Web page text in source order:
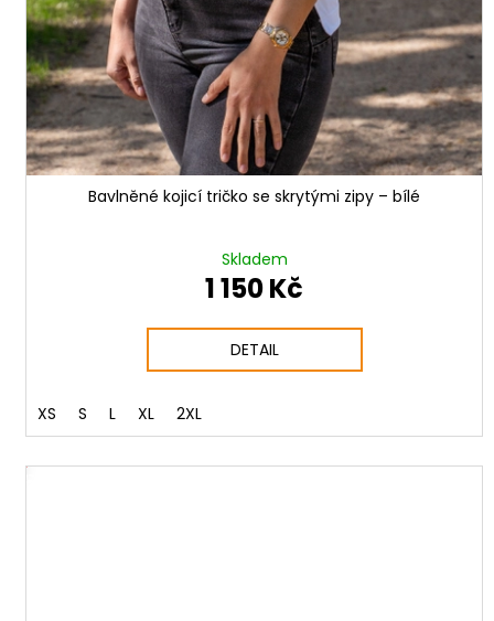
Bavlněné kojicí tričko se skrytými zipy – bílé
Skladem
1 150 Kč
DETAIL
XS S L XL 2XL
SET